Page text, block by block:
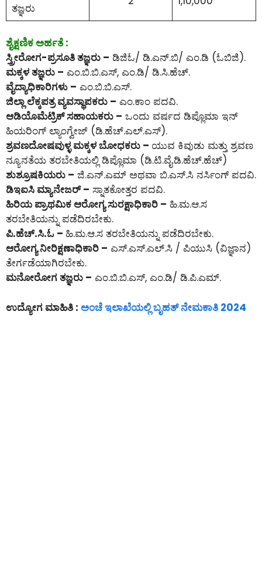
ತಜ್ಞರು
ಶೈಕ್ಷಣಿಕ ಅರ್ಹತೆ :
ಸ್ತ್ರೀರೋಗ-ಪ್ರಸೂತಿ ತಜ್ಞರು – ಡಿಜಿಓ/ ಡಿ.ಎನ್.ಬಿ/ ಎಂ‌.ಡಿ (ಓಬಿಜಿ).
ಮಕ್ಕಳ ತಜ್ಞರು – ಎಂ.ಬಿ.ಬಿ.ಎಸ್, ಎಂ.ಡಿ/ ಡಿ.ಸಿ.ಹೆಚ್.
ವೈದ್ಯಾಧಿಕಾರಿಗಳು – ಎಂ.ಬಿ.ಬಿ.ಎಸ್.
ಜಿಲ್ಲಾ ಲೆಕ್ಕಪತ್ರ ವ್ಯವಸ್ಥಾಪಕರು – ಎಂ.ಕಾಂ ಪದವಿ.
ಆಡಿಯೊಮೆಟ್ರಿಕ್ ಸಹಾಯಕರು – ಒಂದು ವರ್ಷದ ಡಿಪ್ಲೊಮಾ ಇನ್
ಹಿಯರಿಂಗ್ ಲ್ಯಾಂಗ್ವೇಜ್ (ಡಿ.ಹೆಚ್.ಎಲ್.ಎಸ್).
ಶ್ರವಣದೋಷವುಳ್ಳ ಮಕ್ಕಳ ಬೋಧಕರು – ಯುವ ಕಿವುಡು ಮತ್ತು ಶ್ರವಣ
ನ್ಯೂನತೆಯ ತರಬೇತಿಯಲ್ಲಿ ಡಿಪ್ಲೊಮಾ (ಡಿ.ಟಿ.ವೈ.ಡಿ.ಹೆಚ್.ಹೆಚ್)
ಶುಶ್ರೂಷಕಿಯರು – ಜಿ.ಎನ್.ಎಮ್ ಅಥವಾ ಬಿ.ಎಸ್.ಸಿ ನರ್ಸಿಂಗ್ ಪದವಿ.
ಡಿಇಐಸಿ ಮ್ಯಾನೇಜರ್ – ಸ್ನಾತಕೋತ್ತರ ಪದವಿ.
ಹಿರಿಯ ಪ್ರಾಥಮಿಕ ಆರೋಗ್ಯ ಸುರಕ್ಷಾಧಿಕಾರಿ – ಹಿ.ಮ.ಆ.ಸ
ತರಬೇತಿಯನ್ನು ಪಡೆದಿರಬೇಕು.
ಪಿ.ಹೆಚ್.ಸಿ.ಓ – ಹಿ.ಮ.ಆ.ಸ ತರಬೇತಿಯನ್ನು ಪಡೆದಿರಬೇಕು.
ಆರೋಗ್ಯ ನೀರಿಕ್ಷಣಾಧಿಕಾರಿ – ಎಸ್.ಎಸ್.ಎಲ್.ಸಿ / ಪಿಯುಸಿ (ವಿಜ್ಞಾನ)
ತೇರ್ಗಡೆಯಾಗಿರಬೇಕು.
ಮನೋರೋಗ ತಜ್ಞರು – ಎಂ.ಬಿ.ಬಿ.ಎಸ್, ಎಂ.ಡಿ/ ಡಿ.ಪಿ.ಎಮ್.
ಉದ್ಯೋಗ ಮಾಹಿತಿ : ಅಂಚೆ ಇಲಾಖೆಯಲ್ಲಿ ಬೃಹತ್ ನೇಮಕಾತಿ 2024